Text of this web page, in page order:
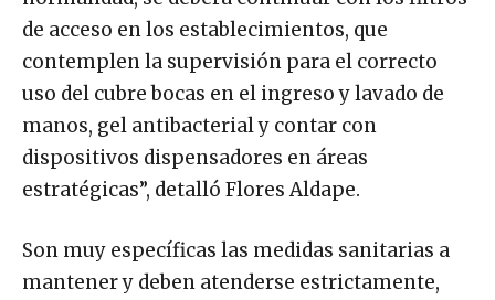
de acceso en los establecimientos, que
contemplen la supervisión para el correcto
uso del cubre bocas en el ingreso y lavado de
manos, gel antibacterial y contar con
dispositivos dispensadores en áreas
estratégicas”, detalló Flores Aldape.
Son muy específicas las medidas sanitarias a
mantener y deben atenderse estrictamente,